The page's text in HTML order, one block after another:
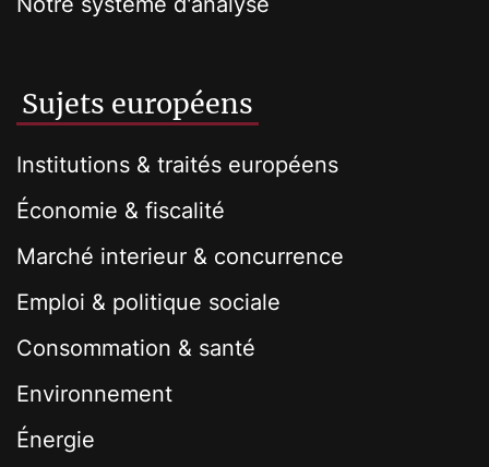
Sujets européens
Institutions & traités européens
Économie & fiscalité
Marché interieur & concurrence
Emploi & politique sociale
Consommation & santé
Environnement
Énergie